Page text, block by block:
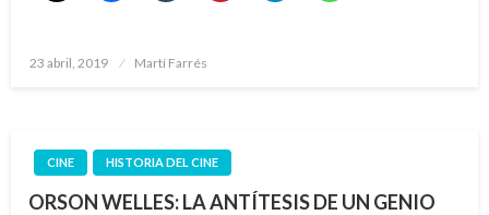
Publicado
23 abril, 2019 Martí Farrés
CINE HISTORIA DEL CINE
ORSON WELLES: LA ANTÍTESIS DE UN GENIO